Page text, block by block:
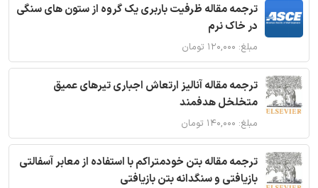
ترجمه مقاله ظرفیت باربری یک گروه از ستون های سنگی
در خاک نرم
مبلغ: ۱۲۰,۰۰۰ تومان
ترجمه مقاله آنالیز ارتعاش اجباری تیرهای عمیق
متخلخل هدفمند
مبلغ: ۱۴۰,۰۰۰ تومان
ترجمه مقاله بتن خودمتراکم با استفاده از معابر آسفالتی
بازیافتی و سنگدانه بتن بازیافتی